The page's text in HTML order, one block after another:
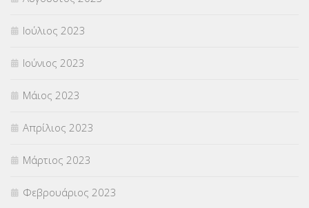
Ιούλιος 2023
Ιούνιος 2023
Μάιος 2023
Απρίλιος 2023
Μάρτιος 2023
Φεβρουάριος 2023